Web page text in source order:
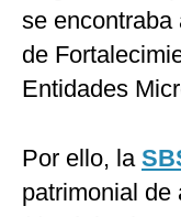
se encontraba
de
Entidades
Por ello, la
patrimonial de